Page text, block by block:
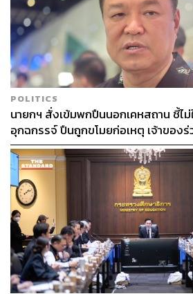
POLITICS
นายกฯ สั่งเข้มพกปืนนอกเคหสถาน ชี้ไม่
อุกฉกรรจ์ ปืนถูกขโมยก่อเหตุ เจ้าของ